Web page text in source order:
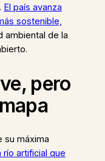
El país avanza
sostenible,
ambiental de la
pero
su máxima
río artificial que